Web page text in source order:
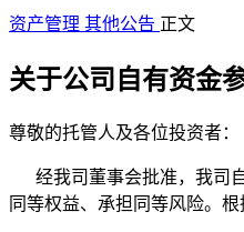
资产管理 其他公告 正文
关于公司自有资金
尊敬的托管人及各位投资者：
经我司董事会批准，我司自
同等权益、承担同等风险。